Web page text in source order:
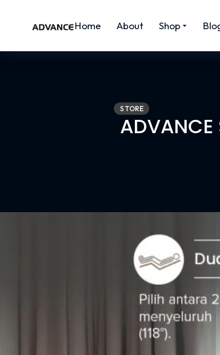
Home About Shop
STORE